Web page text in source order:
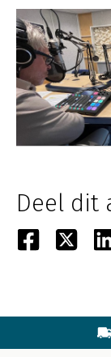
Deel dit